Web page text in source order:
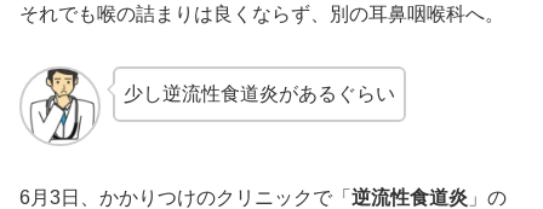
それでも喉の詰まりは良くならず、別の耳鼻咽喉科へ。
少し逆流性食道炎があるぐらい
6月3日、かかりつけのクリニックで「 逆流性食道炎 」の